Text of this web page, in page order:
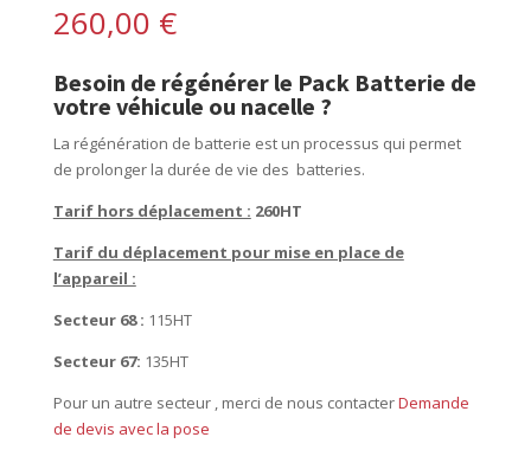
260,00 €
Besoin de régénérer le Pack Batterie de
votre véhicule ou nacelle ?
La régénération de batterie est un processus qui permet
de prolonger la durée de vie des batteries.
Tarif hors déplacement : 260HT
Tarif du déplacement pour mise en place de
l’appareil :
Secteur 68 : 115HT
Secteur 67: 135HT
Pour un autre secteur , merci de nous contacterDemande
de devis avec la pose